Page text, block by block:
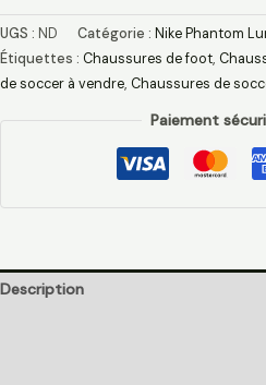
UGS : ND Catégorie : Nike Phantom
Étiquettes : Chaussures de foot,
de soccer à vendre, Chaussures de
Paiement
Description